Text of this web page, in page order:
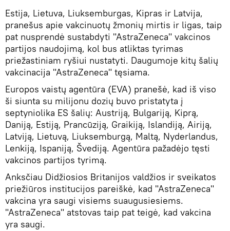
Estija, Lietuva, Liuksemburgas, Kipras ir Latvija,
pranešus apie vakcinuotų žmonių mirtis ir ligas, taip
pat nusprendė sustabdyti "AstraZeneca" vakcinos
partijos naudojimą, kol bus atliktas tyrimas
priežastiniam ryšiui nustatyti. Daugumoje kitų šalių
vakcinacija "AstraZeneca" tęsiama.
Europos vaistų agentūra (EVA) pranešė, kad iš viso
ši siunta su milijonu dozių buvo pristatyta į
septyniolika ES šalių: Austriją, Bulgariją, Kiprą,
Daniją, Estiją, Prancūziją, Graikiją, Islandiją, Airiją,
Latviją, Lietuvą, Liuksemburgą, Maltą, Nyderlandus,
Lenkiją, Ispaniją, Švediją. Agentūra pažadėjo tęsti
vakcinos partijos tyrimą.
Anksčiau Didžiosios Britanijos valdžios ir sveikatos
priežiūros institucijos pareiškė, kad "AstraZeneca"
vakcina yra saugi visiems suaugusiesiems.
"AstraZeneca" atstovas taip pat teigė, kad vakcina
yra saugi.